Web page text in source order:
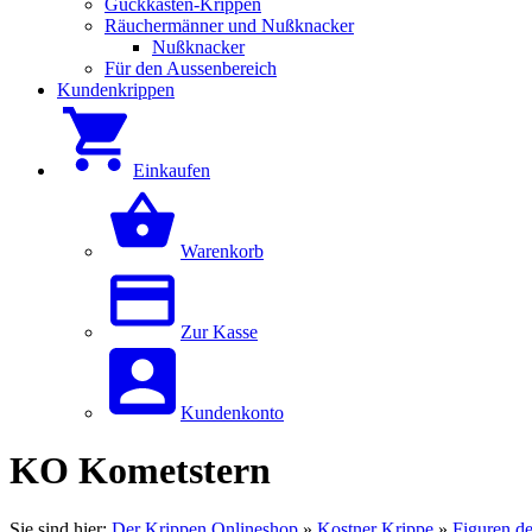
Guckkästen-Krippen
Räuchermänner und Nußknacker
Nußknacker
Für den Aussenbereich
Kundenkrippen
Einkaufen
Warenkorb
Zur Kasse
Kundenkonto
KO Kometstern